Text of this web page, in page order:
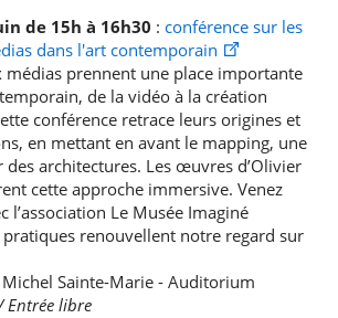
de 15h à 16h30 : conférence sur les
dans l'art contemporain
médias prennent une place importante
de la vidéo à la création
conférence retrace leurs origines et
en mettant en avant le mapping, une
architectures. Les œuvres d’Olivier
cette approche immersive. Venez
l’association Le Musée Imaginé
renouvellent notre regard sur
Sainte-Marie - Auditorium
Entrée libre